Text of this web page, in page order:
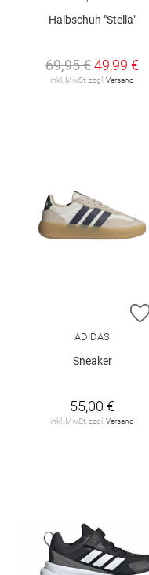
Halbschuh "Stella"
69,95 €49,99 €
inkl. MwSt. zzgl. Versand
ADIDAS
Sneaker
55,00 €
inkl. MwSt. zzgl. Versand